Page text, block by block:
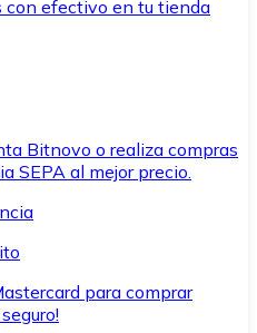
con efectivo en tu tienda
Bitnovo o realiza compras
SEPA al mejor precio.
para comprar